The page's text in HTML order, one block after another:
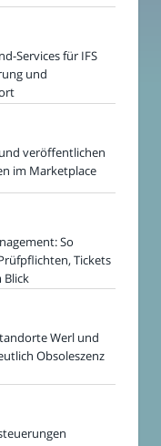
Services für IFS
und
veröffentlichen
im Marketplace
So
Tickets
Blick
Werl und
Obsoleszenz